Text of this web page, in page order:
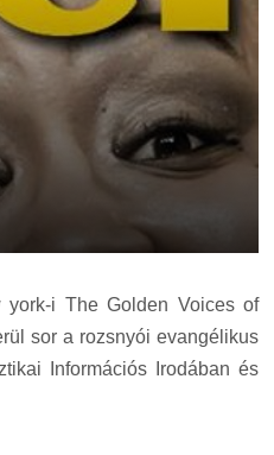
i The Golden Voices of
sor a rozsnyói evangélikus
Információs Irodában és